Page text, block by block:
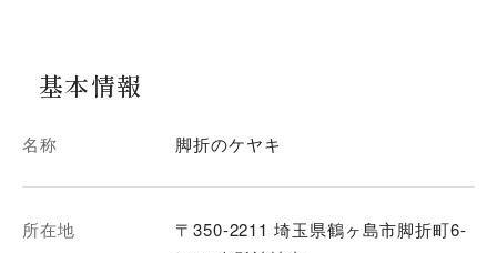
基本情報
名称 脚折のケヤキ
所在地
〒350-2211 埼玉県鶴ヶ島市脚折町6-